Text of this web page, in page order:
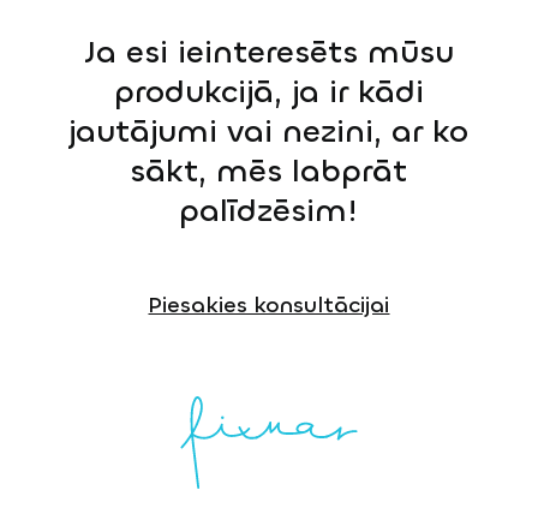
Ja esi ieinteresēts mūsu
produkcijā, ja ir kādi
jautājumi vai nezini, ar ko
sākt, mēs labprāt
palīdzēsim!
Piesakies konsultācijai